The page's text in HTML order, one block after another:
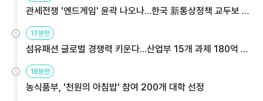
관세전쟁 '엔드게임' 윤곽 나오나…한국 新통상정책 교두보 활
17분전
섬유패션 글로벌 경쟁력 키운다…산업부 15개 과제 180억 지
18분전
농식품부, '천원의 아침밥' 참여 200개 대학 선정